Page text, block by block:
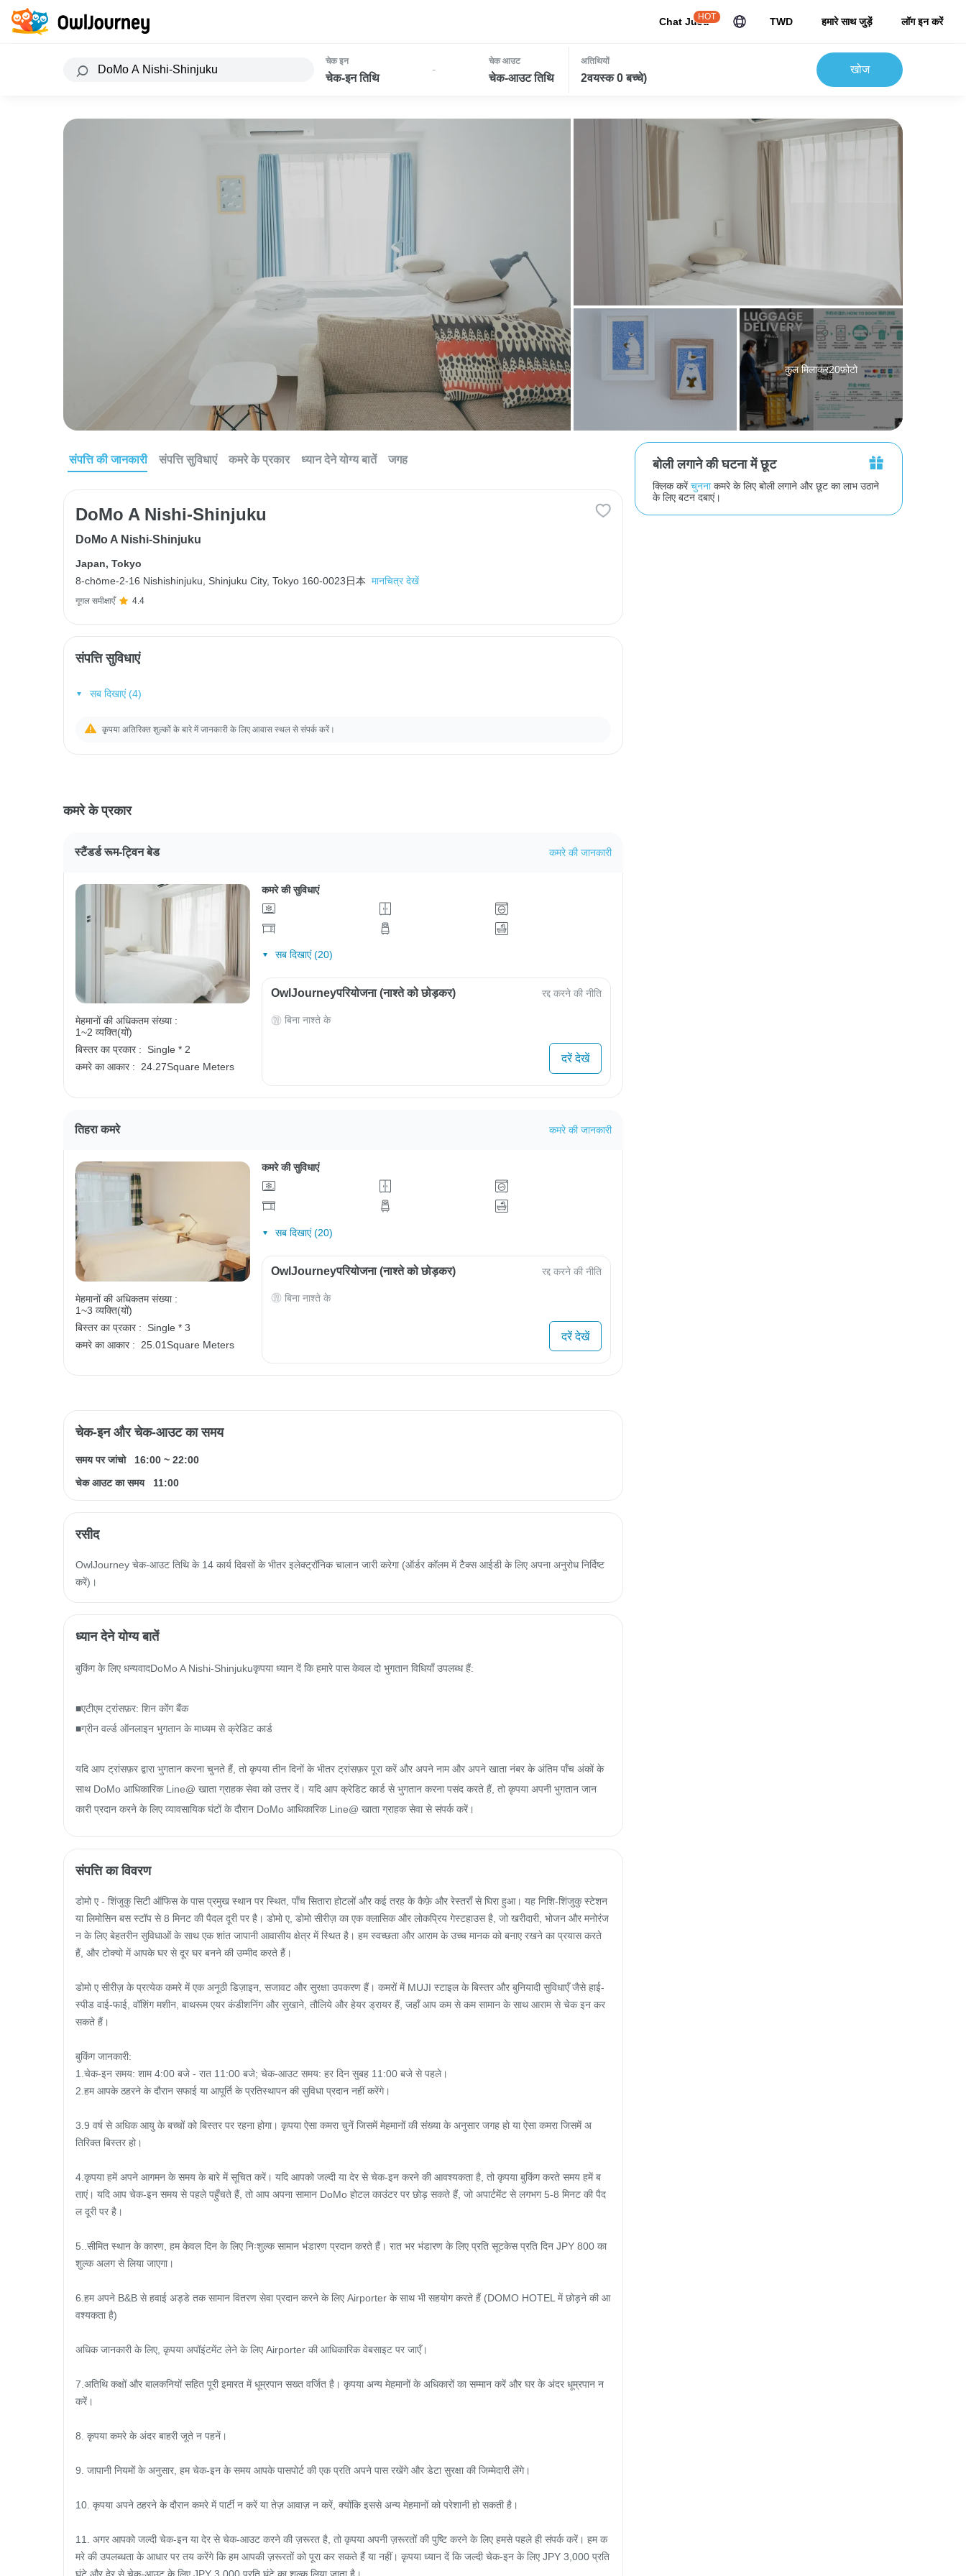
Chat JuJu
HOT TWD हमारे साथ जुड़ें लॉग इन करें
चेक इन
चेक-इन तिथि
-
चेक आउट
चेक-आउट तिथि
अतिथियों
2वयस्क 0 बच्चे)
खोज
कुल मिलाकर20फ़ोटो
संपत्ति की जानकारी संपत्ति सुविधाएं कमरे के प्रकार ध्यान देने योग्य बातें जगह
DoMo A Nishi-Shinjuku
DoMo A Nishi-Shinjuku
Japan, Tokyo
8-chōme-2-16 Nishishinjuku, Shinjuku City, Tokyo 160-0023日本 मानचित्र देखें
गूगल समीक्षाएँ 4.4
संपत्ति सुविधाएं
सब दिखाएं (4)
कृपया अतिरिक्त शुल्कों के बारे में जानकारी के लिए आवास स्थल से संपर्क करें।
कमरे के प्रकार
स्टैंडर्ड रूम-ट्विन बेड कमरे की जानकारी
मेहमानों की अधिकतम संख्या :
1~2 व्यक्ति(यों)
बिस्तर का प्रकार :
Single * 2
कमरे का आकार :
24.27Square Meters
कमरे की सुविधाएं
सब दिखाएं (20)
OwlJourneyपरियोजना (नाश्ते को छोड़कर) रद्द करने की नीति
बिना नाश्ते के
दरें देखें
तिहरा कमरे कमरे की जानकारी
मेहमानों की अधिकतम संख्या :
1~3 व्यक्ति(यों)
बिस्तर का प्रकार :
Single * 3
कमरे का आकार :
25.01Square Meters
कमरे की सुविधाएं
सब दिखाएं (20)
OwlJourneyपरियोजना (नाश्ते को छोड़कर) रद्द करने की नीति
बिना नाश्ते के
दरें देखें
चेक-इन और चेक-आउट का समय
समय पर जांचो 16:00 ~ 22:00
चेक आउट का समय
11:00
रसीद
OwlJourney चेक-आउट तिथि के 14 कार्य दिवसों के भीतर इलेक्ट्रॉनिक चालान जारी करेगा (ऑर्डर कॉलम में टैक्स आईडी के लिए अपना अनुरोध निर्दिष्ट
करें)।
ध्यान देने योग्य बातें
बुकिंग के लिए धन्यवादDoMo A Nishi-Shinjukuकृपया ध्यान दें कि हमारे पास केवल दो भुगतान विधियाँ उपलब्ध हैं:
■एटीएम ट्रांसफ़र: शिन कोंग बैंक
■ग्रीन वर्ल्ड ऑनलाइन भुगतान के माध्यम से क्रेडिट कार्ड
यदि आप ट्रांसफ़र द्वारा भुगतान करना चुनते हैं, तो कृपया तीन दिनों के भीतर ट्रांसफ़र पूरा करें और अपने नाम और अपने खाता नंबर के अंतिम पाँच अंकों के
साथ DoMo आधिकारिक Line@ खाता ग्राहक सेवा को उत्तर दें। यदि आप क्रेडिट कार्ड से भुगतान करना पसंद करते हैं, तो कृपया अपनी भुगतान जान
कारी प्रदान करने के लिए व्यावसायिक घंटों के दौरान DoMo आधिकारिक Line@ खाता ग्राहक सेवा से संपर्क करें।
संपत्ति का विवरण
डोमो ए - शिंजुकु सिटी ऑफिस के पास प्रमुख स्थान पर स्थित, पाँच सितारा होटलों और कई तरह के कैफ़े और रेस्तराँ से घिरा हुआ। यह निशि-शिंजुकु स्टेशन
या लिमोसिन बस स्टॉप से ​​8 मिनट की पैदल दूरी पर है। डोमो ए, डोमो सीरीज़ का एक क्लासिक और लोकप्रिय गेस्टहाउस है, जो खरीदारी, भोजन और मनोरंज
न के लिए बेहतरीन सुविधाओं के साथ एक शांत जापानी आवासीय क्षेत्र में स्थित है। हम स्वच्छता और आराम के उच्च मानक को बनाए रखने का प्रयास करते
हैं, और टोक्यो में आपके घर से दूर घर बनने की उम्मीद करते हैं।
डोमो ए सीरीज़ के प्रत्येक कमरे में एक अनूठी डिज़ाइन, सजावट और सुरक्षा उपकरण हैं। कमरों में MUJI स्टाइल के बिस्तर और बुनियादी सुविधाएँ जैसे हाई-
स्पीड वाई-फाई, वॉशिंग मशीन, बाथरूम एयर कंडीशनिंग और सुखाने, तौलिये और हेयर ड्रायर हैं, जहाँ आप कम से कम सामान के साथ आराम से चेक इन कर
सकते हैं।
बुकिंग जानकारी:
1.चेक-इन समय: शाम 4:00 बजे - रात 11:00 बजे; चेक-आउट समय: हर दिन सुबह 11:00 बजे से पहले।
2.हम आपके ठहरने के दौरान सफाई या आपूर्ति के प्रतिस्थापन की सुविधा प्रदान नहीं करेंगे।
3.9 वर्ष से अधिक आयु के बच्चों को बिस्तर पर रहना होगा। कृपया ऐसा कमरा चुनें जिसमें मेहमानों की संख्या के अनुसार जगह हो या ऐसा कमरा जिसमें अ
तिरिक्त बिस्तर हो।
4.कृपया हमें अपने आगमन के समय के बारे में सूचित करें। यदि आपको जल्दी या देर से चेक-इन करने की आवश्यकता है, तो कृपया बुकिंग करते समय हमें ब
ताएं। यदि आप चेक-इन समय से पहले पहुँचते हैं, तो आप अपना सामान DoMo होटल काउंटर पर छोड़ सकते हैं, जो अपार्टमेंट से लगभग 5-8 मिनट की पैद
ल दूरी पर है।
5..सीमित स्थान के कारण, हम केवल दिन के लिए निःशुल्क सामान भंडारण प्रदान करते हैं। रात भर भंडारण के लिए प्रति सूटकेस प्रति दिन JPY 800 का
शुल्क अलग से लिया जाएगा।
6.हम अपने B&B से हवाई अड्डे तक सामान वितरण सेवा प्रदान करने के लिए Airporter के साथ भी सहयोग करते हैं (DOMO HOTEL में छोड़ने की आ
वश्यकता है)
अधिक जानकारी के लिए, कृपया अपॉइंटमेंट लेने के लिए Airporter की आधिकारिक वेबसाइट पर जाएँ।
7.अतिथि कक्षों और बालकनियों सहित पूरी इमारत में धूम्रपान सख्त वर्जित है। कृपया अन्य मेहमानों के अधिकारों का सम्मान करें और घर के अंदर धूम्रपान न
करें।
8. कृपया कमरे के अंदर बाहरी जूते न पहनें।
9. जापानी नियमों के अनुसार, हम चेक-इन के समय आपके पासपोर्ट की एक प्रति अपने पास रखेंगे और डेटा सुरक्षा की जिम्मेदारी लेंगे।
10. कृपया अपने ठहरने के दौरान कमरे में पार्टी न करें या तेज़ आवाज़ न करें, क्योंकि इससे अन्य मेहमानों को परेशानी हो सकती है।
11. अगर आपको जल्दी चेक-इन या देर से चेक-आउट करने की ज़रूरत है, तो कृपया अपनी ज़रूरतों की पुष्टि करने के लिए हमसे पहले ही संपर्क करें। हम क
मरे की उपलब्धता के आधार पर तय करेंगे कि हम आपकी ज़रूरतों को पूरा कर सकते हैं या नहीं। कृपया ध्यान दें कि जल्दी चेक-इन के लिए JPY 3,000 प्रति
बोली लगाने की घटना में छूट
क्लिक करेंचुननाकमरे के लिए बोली लगाने और छूट का लाभ उठाने
के लिए बटन दबाएं।